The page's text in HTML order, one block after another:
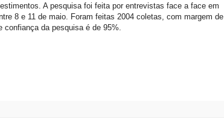
A pesquisa foi feita por entrevistas face a face em
8 e 11 de maio. Foram feitas 2004 coletas, com margem de
da pesquisa é de 95%.